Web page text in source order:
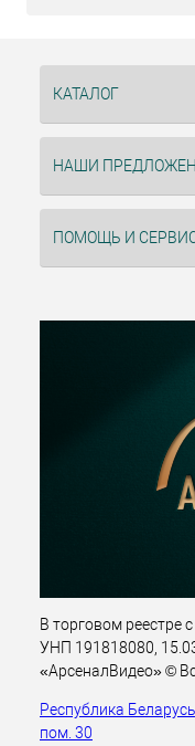
КАТАЛОГ
НАШИ
ПОМОЩЬ И
В торговом реестре
УНП 191818080,
«АрсеналВидео» ©
Республика
пом. 30